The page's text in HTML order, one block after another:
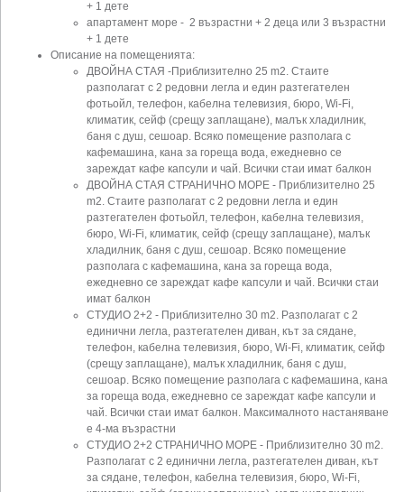
+ 1 дете
апартамент море - 2 възрастни + 2 деца или 3 възрастни
+ 1 дете
Описание на помещенията:
ДВОЙНА СТАЯ -Приблизително 25 m2. Стаите
разполагат с 2 редовни легла и един разтегателен
фотьойл, телефон, кабелна телевизия, бюро, Wi-Fi,
климатик, сейф (срещу заплащане), малък хладилник,
баня с душ, сешоар. Всяко помещение разполага с
кафемашина, кана за гореща вода, ежедневно се
зареждат кафе капсули и чай. Всички стаи имат балкон
ДВОЙНА СТАЯ СТРАНИЧНО МОРЕ - Приблизително 25
m2. Стаите разполагат с 2 редовни легла и един
разтегателен фотьойл, телефон, кабелна телевизия,
бюро, Wi-Fi, климатик, сейф (срещу заплащане), малък
хладилник, баня с душ, сешоар. Всяко помещение
разполага с кафемашина, кана за гореща вода,
ежедневно се зареждат кафе капсули и чай. Всички стаи
имат балкон
СТУДИО 2+2 - Приблизително 30 m2. Разполагат с 2
единични легла, разтегателен диван, кът за сядане,
телефон, кабелна телевизия, бюро, Wi-Fi, климатик, сейф
(срещу заплащане), малък хладилник, баня с душ,
сешоар. Всяко помещение разполага с кафемашина, кана
за гореща вода, ежедневно се зареждат кафе капсули и
чай. Всички стаи имат балкон. Максималното настаняване
е 4-ма възрастни
СТУДИО 2+2 СТРАНИЧНО МОРЕ - Приблизително 30 m2.
Разполагат с 2 единични легла, разтегателен диван, кът
за сядане, телефон, кабелна телевизия, бюро, Wi-Fi,